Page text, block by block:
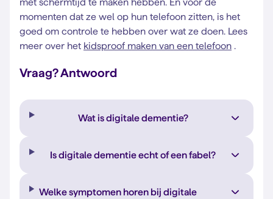
met schermtijd te maken hebben. En voor de
momenten dat ze wel op hun telefoon zitten, is het
goed om controle te hebben over wat ze doen. Lees
meer over het kidsproof maken van een telefoon .
Vraag? Antwoord
Wat is digitale dementie?
Is digitale dementie echt of een fabel?
Welke symptomen horen bij digitale